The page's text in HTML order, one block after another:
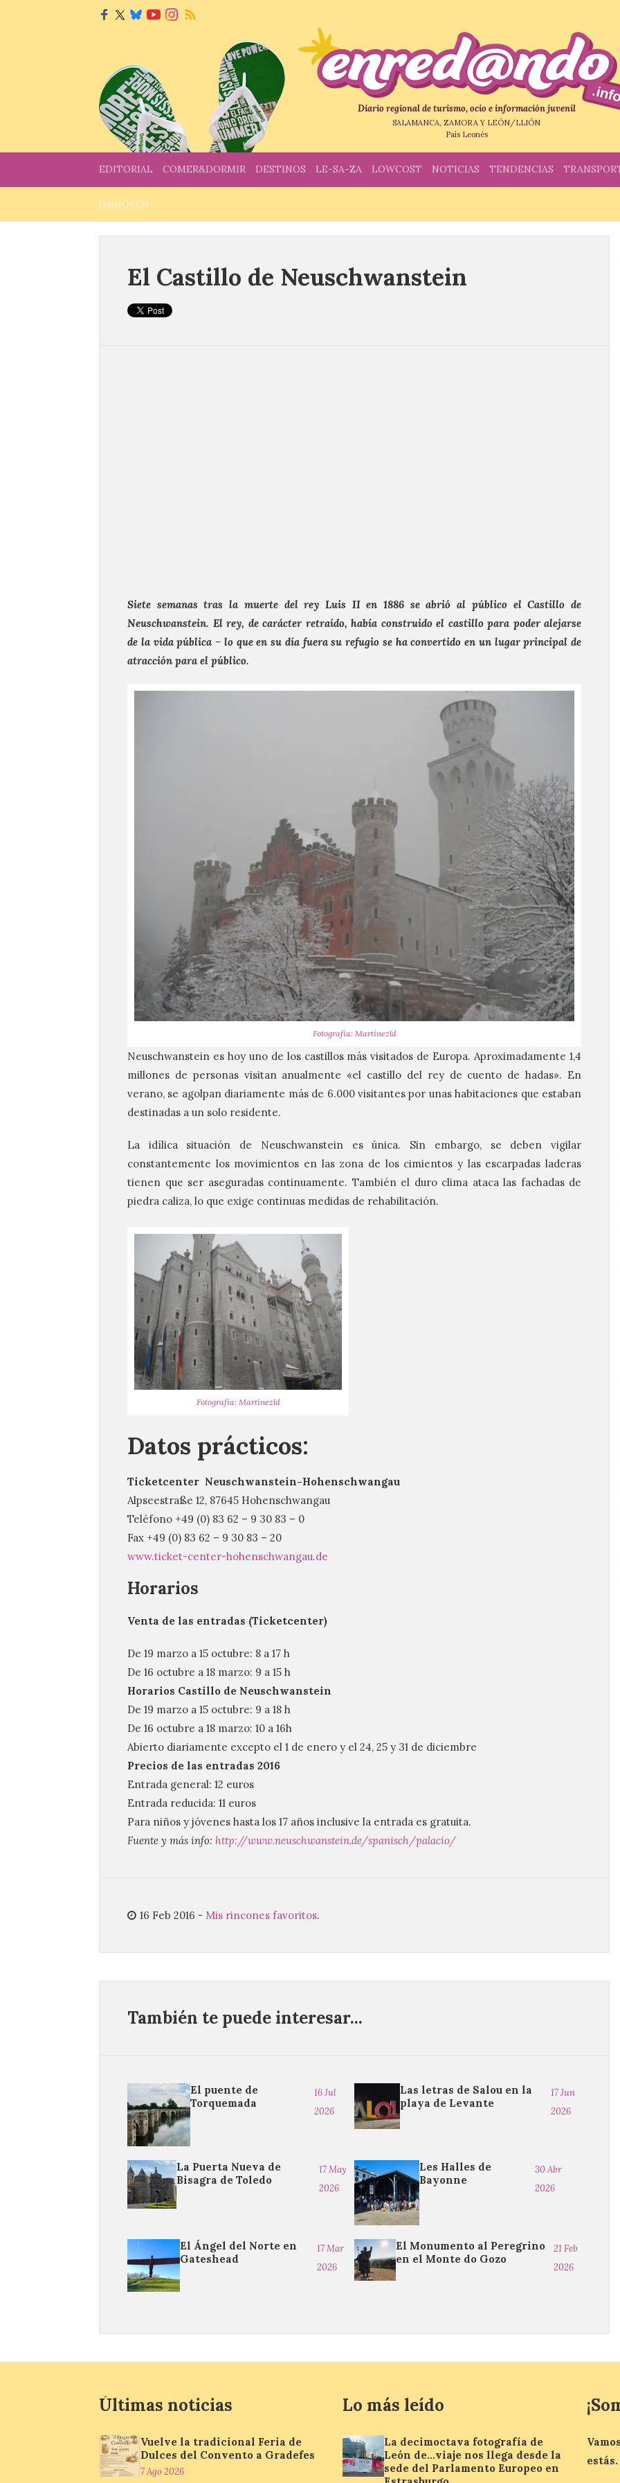
Diario regional de turismo, ocio e información juvenil
SALAMANCA, ZAMORA Y LEÓN/LLIÓN
País Leonés
EDITORIAL COMER&DORMIR DESTINOS LE-SA-ZA LOWCOST NOTICIAS TENDENCIAS
InfoJOVEN
El Castillo de Neuschwanstein
Siete semanas tras la muerte del rey Luis IIen 1886 se abrió al público el Castillo de
Neuschwanstein. El rey, de carácter retraído, había construido el castillo para poder alejarse
de la vida pública – lo que en su día fuera su refugio se ha convertido en un lugar principal de
atracción para el público.
Fotografía: Martínezld
Neuschwanstein es hoy uno de los castillos más visitados de Europa. Aproximadamente 1,4
millones de personas visitan anualmente «el castillo del rey de cuento de hadas». En
verano, se agolpan diariamente más de 6.000 visitantes por unas habitaciones que estaban
destinadas a un solo residente.
La idílica situación de Neuschwanstein es única. Sin embargo, se deben vigilar
constantemente los movimientos en las zona de los cimientos y las escarpadas laderas
tienen que ser aseguradas continuamente. También el duro clima ataca las fachadas de
piedra caliza, lo que exige continuas medidas de rehabilitación.
Fotografía: Martínezld
Datos prácticos:
Ticketcenter Neuschwanstein-Hohenschwangau
Alpseestraße 12, 87645 Hohenschwangau
Teléfono +49 (0) 83 62 – 9 30 83 – 0
Fax +49 (0) 83 62 – 9 30 83 – 20
www.ticket-center-hohenschwangau.de
Horarios
Venta de las entradas (Ticketcenter)
De 19 marzo a 15 octubre: 8 a 17 h
De 16 octubre a 18 marzo: 9 a 15 h
Horarios Castillo de Neuschwanstein
De 19 marzo a 15 octubre: 9 a 18 h
De 16 octubre a 18 marzo: 10 a 16h
Abierto diariamente excepto el 1 de enero y el 24, 25 y 31 de diciembre
Precios de las entradas 2016
Entrada general: 12 euros
Entrada reducida: 11 euros
Para niños y jóvenes hasta los 17 años inclusive la entrada es gratuita.
Fuente y más info: http://www.neuschwanstein.de/spanisch/palacio/
16 Feb 2016 - Mis rincones favoritos.
También te puede interesar...
El puente de
Torquemada
16 Jul
2026
Las letras de Salou en la
playa de Levante
17 Jun
2026
La Puerta Nueva de
Bisagra de Toledo
17 May
2026
Les Halles de
Bayonne
30 Abr
2026
El Ángel del Norte en
Gateshead
17 Mar
2026
El Monumento al Peregrino
en el Monte do Gozo
21 Feb
2026
Últimas noticias
Vuelve la tradicional Feria de
Dulces del Convento a Gradefes
7 Ago 2026
Lo más leído
La decimoctava fotografía de
León de…viaje nos llega desde la
sede del Parlamento Europeo en
estás.